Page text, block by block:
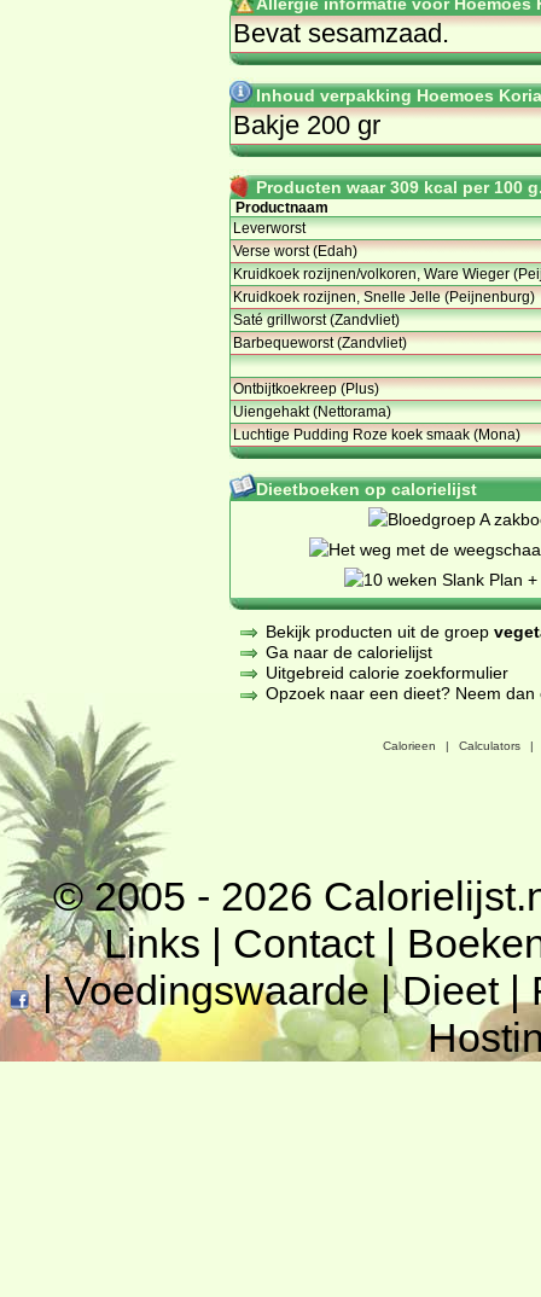
Be­vat se­sam­zaad.
Inhoud verpakking Hoemoes
Bakje 200 gr
Producten waar 309 kcal per 100
Productnaam
Leverworst
Verse worst (Edah)
Kruidkoek rozijnen/volkoren, Ware Wieger
Kruidkoek rozijnen, Snelle Jelle (Peijnenburg)
Saté grillworst (Zandvliet)
Barbequeworst (Zandvliet)
Ontbijtkoekreep (Plus)
Uiengehakt (Nettorama)
Luchtige Pudding Roze koek smaak (Mona)
Dieetboeken op calorielijst
Bekijk producten uit de groep
Ga naar de calorielijst
Uitgebreid calorie zoekformulier
Opzoek naar een dieet? Neem
Calorieen | Calculators |
© 2005 - 2026
Links | Contact|
|Voedingswaarde|Dieet|